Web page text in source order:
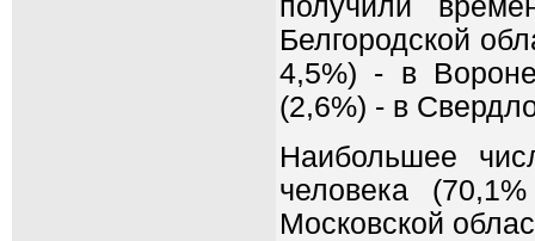
получили
Белгородской
4,5%) - в
(2,6%) - в
Наибольшее
человека
Московской